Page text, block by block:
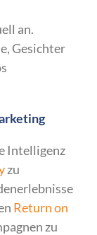
an.
Gesichter
Intelligenz
zu
Return on
zu